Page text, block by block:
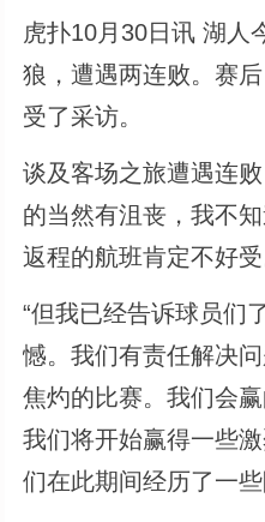
虎扑10月30日讯 湖人
狼，遭遇两连败。赛
受了采访。
谈及客场之旅遭遇连
的当然有沮丧，我不
返程的航班肯定不好受
“但我已经告诉球员们
憾。我们有责任解决
焦灼的比赛。我们会
我们将开始赢得一些
们在此期间经历了一些